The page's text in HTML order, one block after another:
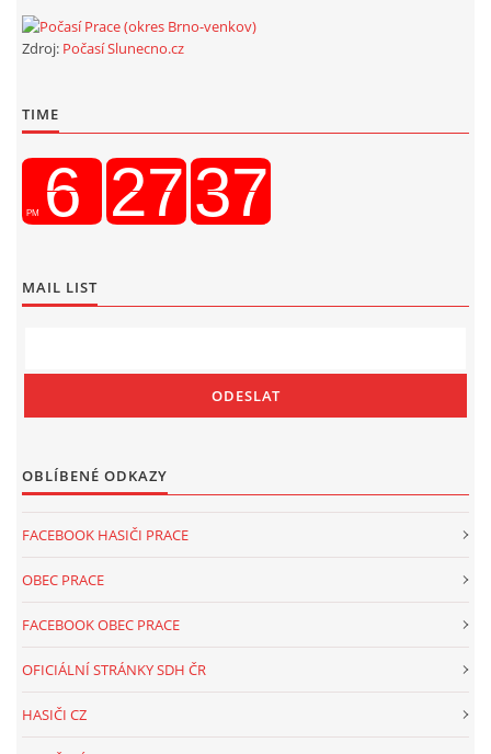
Zdroj: Počasí Slunecno.cz
TIME
MAIL LIST
OBLÍBENÉ ODKAZY
FACEBOOK HASIČI PRACE
OBEC PRACE
FACEBOOK OBEC PRACE
OFICIÁLNÍ STRÁNKY SDH ČR
HASIČI CZ